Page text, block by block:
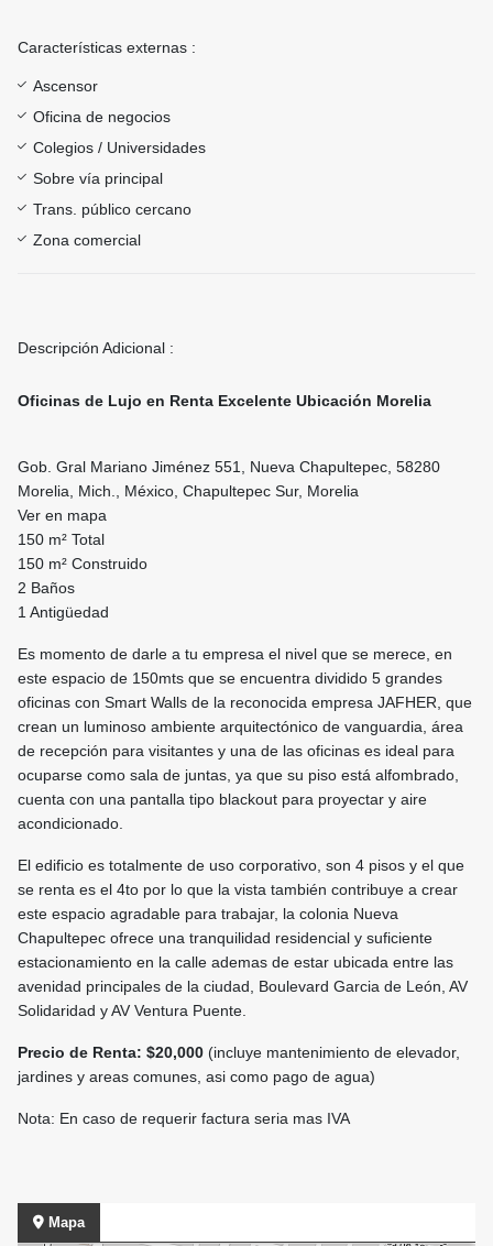
Características externas :
Ascensor
Oficina de negocios
Colegios / Universidades
Sobre vía principal
Trans. público cercano
Zona comercial
Descripción Adicional :
Oficinas de Lujo en Renta Excelente Ubicación Morelia
Gob. Gral Mariano Jiménez 551, Nueva Chapultepec, 58280
Morelia, Mich., México, Chapultepec Sur, Morelia
Ver en mapa
150 m² Total
150 m² Construido
2 Baños
1 Antigüedad
Es momento de darle a tu empresa el nivel que se merece, en
este espacio de 150mts que se encuentra dividido 5 grandes
oficinas con Smart Walls de la reconocida empresa JAFHER, que
crean un luminoso ambiente arquitectónico de vanguardia, área
de recepción para visitantes y una de las oficinas es ideal para
ocuparse como sala de juntas, ya que su piso está alfombrado,
cuenta con una pantalla tipo blackout para proyectar y aire
acondicionado.
El edificio es totalmente de uso corporativo, son 4 pisos y el que
se renta es el 4to por lo que la vista también contribuye a crear
este espacio agradable para trabajar, la colonia Nueva
Chapultepec ofrece una tranquilidad residencial y suficiente
estacionamiento en la calle ademas de estar ubicada entre las
avenidad principales de la ciudad, Boulevard Garcia de León, AV
Solidaridad y AV Ventura Puente.
Precio de Renta: $20,000 (incluye mantenimiento de elevador,
jardines y areas comunes, asi como pago de agua)
Nota: En caso de requerir factura seria mas IVA
Mapa